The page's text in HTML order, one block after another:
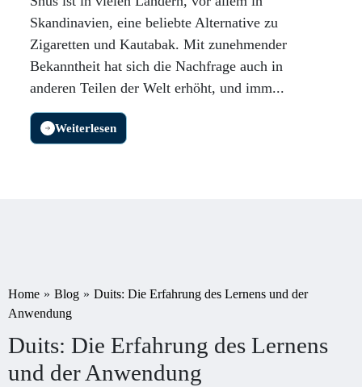
Skandinavien, eine beliebte Alternative zu
Zigaretten und Kautabak. Mit zunehmender
Bekanntheit hat sich die Nachfrage auch in
anderen Teilen der Welt erhöht, und imm...
Weiterlesen
Home » Blog » Duits: Die Erfahrung des Lernens und der
Anwendung
Duits: Die Erfahrung des Lernens
und der Anwendung